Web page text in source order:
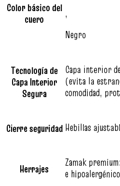
Color básico del
cuero
,
Negro
Tecnología de
Capa Interior
Segura
Capa interior
(evita la
comodidad,
Cierre seguridad Hebillas
Herrajes
Zamak
e hipoalergénico